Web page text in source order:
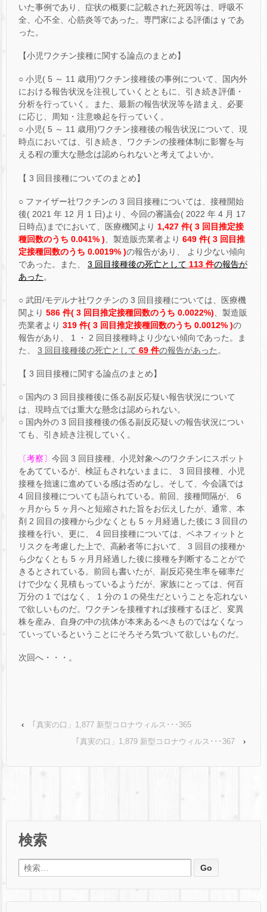
いた事例であり、症状の概要に記載された死因等は、呼吸不
全、心不全、心筋炎等であった。専門家による評価は γ であ
った。
【小児ワクチン接種に関する論点のまとめ】
○ 小児( 5 ～ 11 歳用)ワクチン接種後の事例について、国内外
における報告状況を注視していくとともに、引き続き評価・
分析を行っていく。また、最新の報告状況等を踏まえ、必要
に応じ、周知・注意喚起を行っていく。
○ 小児( 5 ～ 11 歳用)ワクチン接種後の報告状況について、現
時点においては、引き続き、ワクチンの接種体制に影響を与
える程の重大な懸念は認められないと考えてよいか。
【 3 回目接種についてのまとめ】
○ ファイザー社ワクチンの 3 回目接種については、接種開始
後( 2021 年 12 月 1 日)より、今回の審議会( 2022 年 4 月 17
日時点)までにおいて、医療機関より 1,427 件( 3 回目推定接
種回数のうち 0.041% ) 、製造販売業者より 649 件( 3 回目推
定接種回数のうち 0.0019% )の報告があり、 より少ない傾向
であった。また、 3 回目接種後の死亡として 113 件の報告が
あった。
○ 武田/モデルナ社ワクチンの 3 回目接種については、医療機
関より 586 件( 3 回目推定接種回数のうち 0.0022%) 、製造販
売業者より 319 件( 3 回目推定接種回数のうち 0.0012% )の
報告があり、 1 ・ 2 回目接種時より少ない傾向であった。ま
た、 3 回目接種後の死亡として 69 件の報告があった 。
【 3 回目接種に関する論点のまとめ】
○ 国内の 3 回目接種後に係る副反応疑い報告状況について
は、現時点では重大な懸念は認められない。
○ 国内外の 3 回目接種後の係る副反応疑いの報告状況につい
ても、引き続き注視していく。
〔考察〕 今回 3 回目接種、小児対象へのワクチンにスポット
をあてているが、検証もされないままに、 3 回目接種、小児
接種を拙速に進めている感は否めなし。そして、今会議では
4 回目接種についても語られている。前回、接種間隔が、 6
ヶ月から 5 ヶ月へと短縮された旨をお伝えしたが、通常、本
剤 2 回目の接種から少なくとも 5 ヶ月経過した後に 3 回目の
接種を行い、更に、 4 回目接種については、ベネフィットと
リスクを考慮した上で、高齢者等において、 3 回目の接種か
ら少なくとも 5 ヶ月月経過した後に接種を判断することがで
きるとされている。前回も書いたが、副反応発生率を確率だ
けで少なく見積もっているようだが、家族にとっては、何百
万分の 1 ではなく、 1 分の 1 の発生だということを忘れない
で欲しいものだ。ワクチンを接種すれば接種するほど、変異
株を産み、自身の中の抗体が本来あるべきものではなくなっ
ていっているということにそろそろ気づいて欲しいものだ。
次回へ・・・。
‹
｢真実の口」1,877 新型コロナウィルス･･･365
｢真実の口」1,879 新型コロナウィルス･･･367
›
検索
検索: